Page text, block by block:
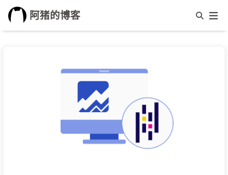
阿猪的博客